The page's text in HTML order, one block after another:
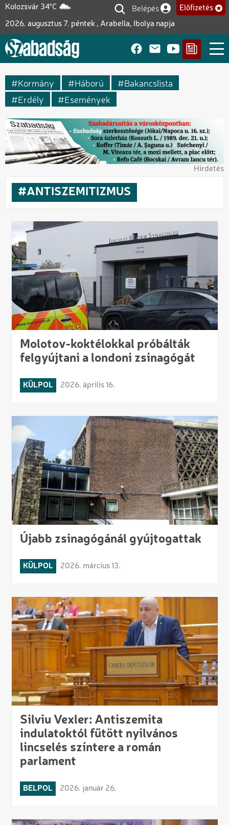
Ugrás
tartalomra
Kolozsvár 34°C
2026. augusztus 7. péntek , Arabella, Ibolya napja
Felhasználói fiók
Belépés Előfizetés
Kormány Háború
Bakancslista
Erdély
Események
Hirdetés
ANTISZEMITIZMUS
Molotov-koktélokkal próbálták
felgyújtani a londoni zsinagógát
KÜLPOL 2026. április 16.
Újabb zsinagógánál gyújtogattak
KÜLPOL 2026. március 13.
Silviu Vexler: Antiszemita
indulatoktól fűtött nyilvános
lincselés színtere a román
parlament
BELPOL 2026. január 26.